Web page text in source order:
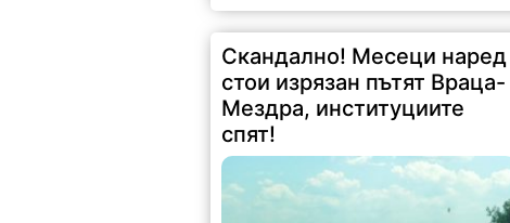
Скандално! Месеци наред
стои изрязан пътят Враца-
Мездра, институциите
спят!